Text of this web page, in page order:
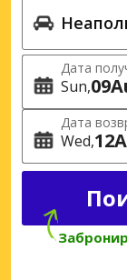
Дата
Sun 09
Дата
Wed 12